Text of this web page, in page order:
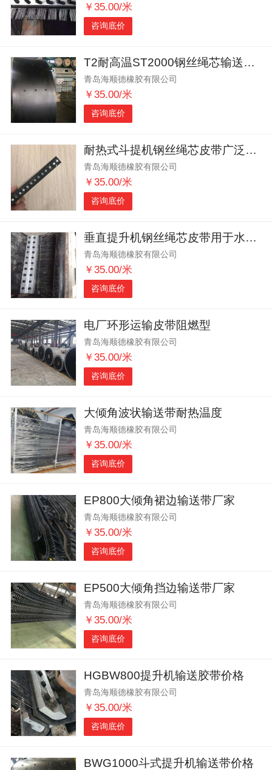
￥35.00/米
咨询底价
T2耐高温ST2000钢丝绳芯输送带接头夹板
青岛海顺德橡胶有限公司
￥35.00/米
咨询底价
耐热式斗提机钢丝绳芯皮带广泛用于熟料生料运输
青岛海顺德橡胶有限公司
￥35.00/米
咨询底价
垂直提升机钢丝绳芯皮带用于水泥化工行业
青岛海顺德橡胶有限公司
￥35.00/米
咨询底价
电厂环形运输皮带阻燃型
青岛海顺德橡胶有限公司
￥35.00/米
咨询底价
大倾角波状输送带耐热温度
青岛海顺德橡胶有限公司
￥35.00/米
咨询底价
EP800大倾角裙边输送带厂家
青岛海顺德橡胶有限公司
￥35.00/米
咨询底价
EP500大倾角挡边输送带厂家
青岛海顺德橡胶有限公司
￥35.00/米
咨询底价
HGBW800提升机输送胶带价格
青岛海顺德橡胶有限公司
￥35.00/米
咨询底价
BWG1000斗式提升机输送带价格